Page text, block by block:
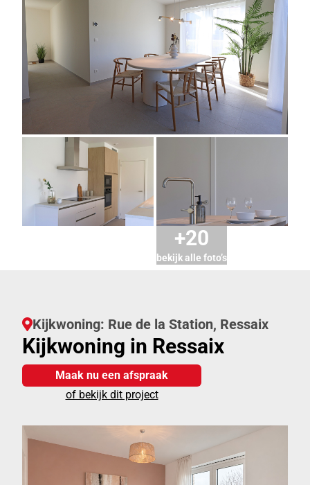
+20
bekijk alle foto’s
Kijkwoning: Rue de la Station, Ressaix
Kijkwoning in Ressaix
Maak nu een afspraak
of bekijk dit project